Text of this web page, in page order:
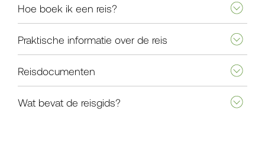
Hoe boek ik een reis?
Praktische informatie over de reis
Reisdocumenten
Wat bevat de reisgids?